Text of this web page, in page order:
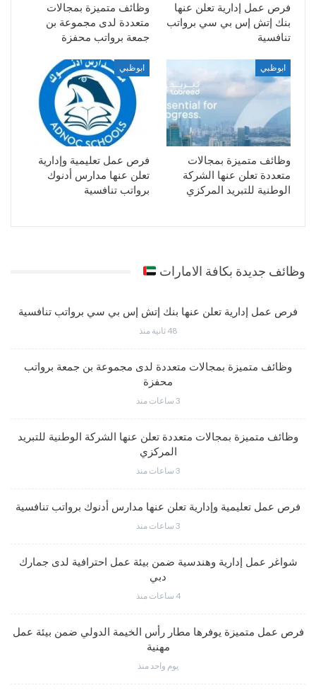
فرص عمل إدارية تعلن عنها
بنك إتش إس بي سي برواتب
تنافسية
وظائف متميزة بمجالات
متعددة لدى مجموعة بن
جمعة برواتب محفزة
ابوظبي
وظائف متميزة بمجالات
متعددة تعلن عنها الشركة
الوطنية للتبريد المركزي
ابوظبي
فرص عمل تعليمية وإدارية
تعلن عنها مدارس أدنوك
برواتب تنافسية
وظائف جديدة بكافة الامارات
فرص عمل إدارية تعلن عنها بنك إتش إس بي سي برواتب تنافسية
48 ثانية منذ
وظائف متميزة بمجالات متعددة لدى مجموعة بن جمعة برواتب
محفزة
3 ساعات منذ
وظائف متميزة بمجالات متعددة تعلن عنها الشركة الوطنية للتبريد
المركزي
3 ساعات منذ
فرص عمل تعليمية وإدارية تعلن عنها مدارس أدنوك برواتب تنافسية
3 ساعات منذ
شواغر عمل إدارية وهندسية ضمن بيئة عمل احترافية لدى جمارك
دبي
4 ساعات منذ
فرص عمل متميزة يوفرها مطار رأس الخيمة الدولي ضمن بيئة عمل
مهنية
يوم واحد منذ